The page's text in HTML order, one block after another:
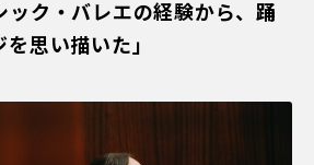
ック・バレエの経験から、踊
思い描いた」